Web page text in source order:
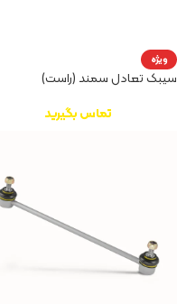
ویژه
سیبک تعادل سمند (راست)
تماس بگیرید